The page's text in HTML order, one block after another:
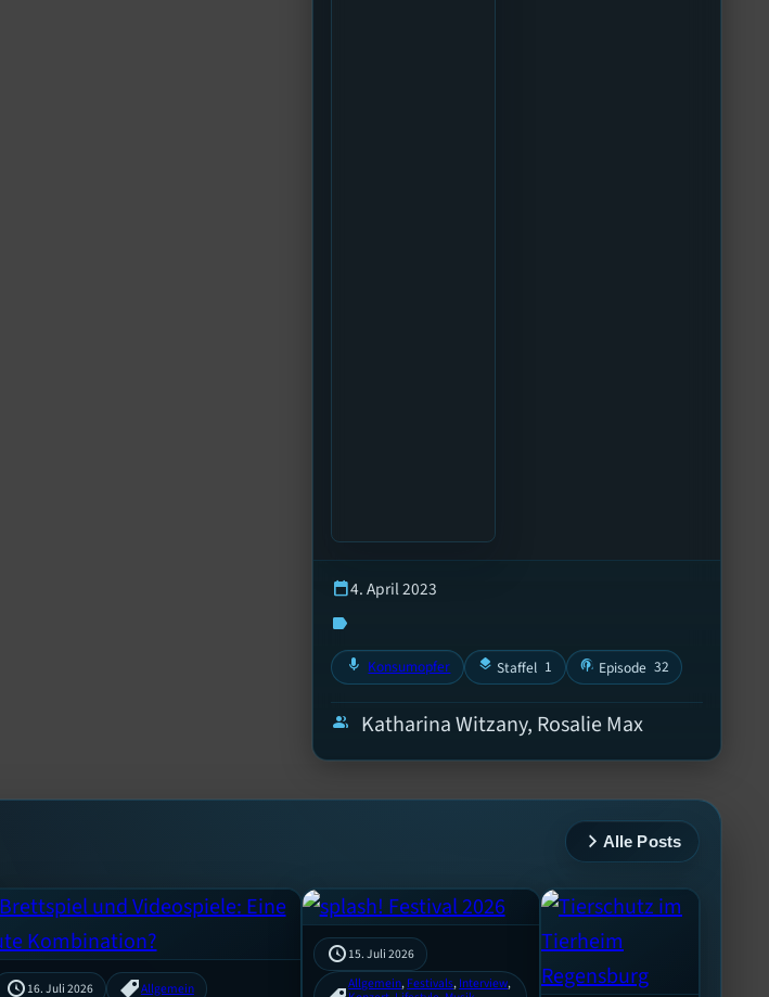
calendar_today4. April 2023
label
mic Konsumopfer layers Staffel 1 podcasts Episode 32
group Katharina Witzany, Rosalie Max
Alle Posts
16. Juli 2026 Allgemein
15. Juli 2026
Allgemein, Festivals, Interview